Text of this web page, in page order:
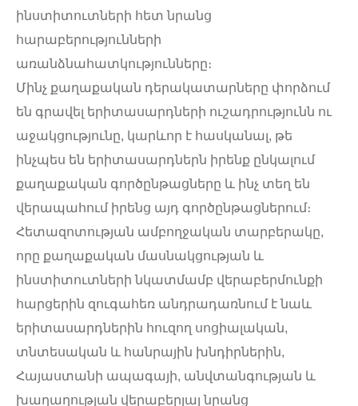
ինստիտուտների հետ նրանց
հարաբերությունների
առանձնահատկությունները։
Մինչ քաղաքական դերակատարները փորձում
են գրավել երիտասարդների ուշադրությունն ու
աջակցությունը, կարևոր է հասկանալ, թե
ինչպես են երիտասարդներն իրենք ընկալում
քաղաքական գործընթացները և ինչ տեղ են
վերապահում իրենց այդ գործընթացներում։
Հետազոտության ամբողջական տարբերակը,
որը քաղաքական մասնակցության և
ինստիտուտների նկատմամբ վերաբերմունքի
հարցերին զուգահեռ անդրադառնում է նաև
երիտասարդներին հուզող սոցիալական,
տնտեսական և հանրային խնդիրներին,
Հայաստանի ապագայի, անվտանգության և
խաղաղության վերաբերյալ նրանց